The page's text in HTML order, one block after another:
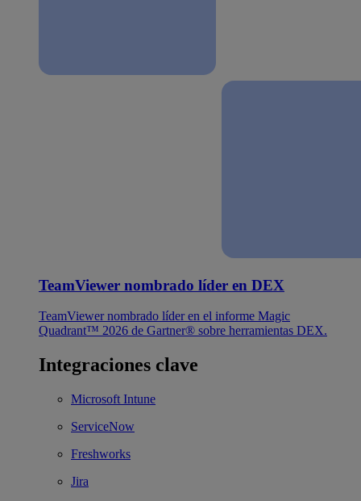
TeamViewer nombrado líder en DEX
TeamViewer nombrado líder en el informe Magic
Quadrant™ 2026 de Gartner® sobre herramientas DEX.
Integraciones clave
Microsoft Intune
ServiceNow
Freshworks
Jira